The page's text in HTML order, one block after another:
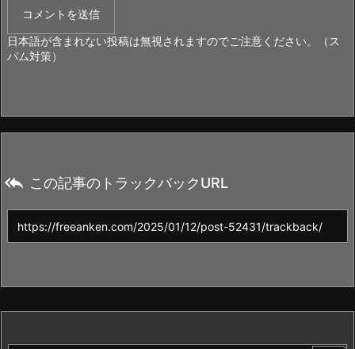
日本語が含まれない投稿は無視されますのでご注意ください。（ス
パム対策）
 この記事のトラックバックURL